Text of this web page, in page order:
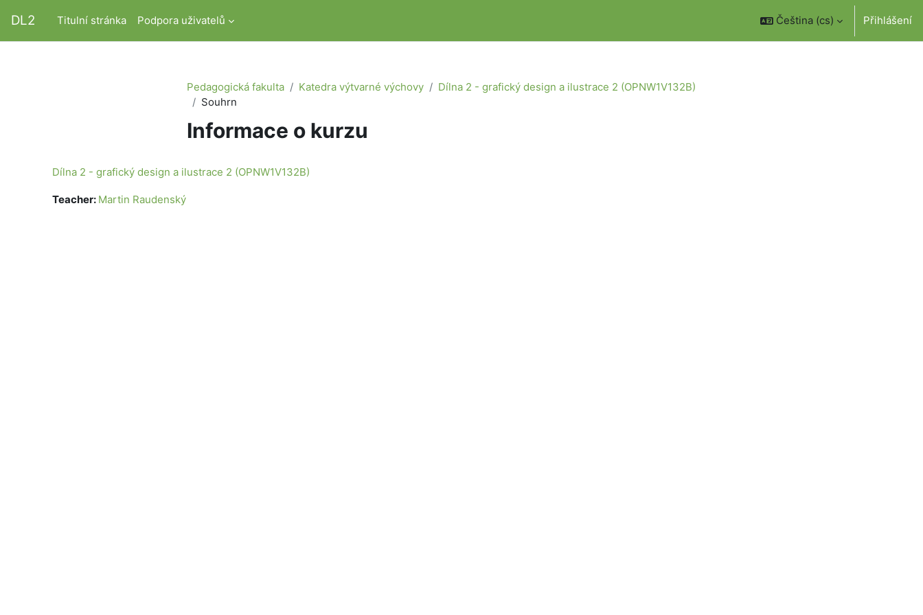
DL2 Titulní stránka Podpora uživatelů Čeština ‎(cs)‎ Přihlášení
Pedagogická fakulta Katedra výtvarné výchovy
Dílna 2 - grafický design a ilustrace 2 (OPNW1V132B)
Souhrn
Informace o kurzu
Dílna 2 - grafický design a ilustrace 2 (OPNW1V132B)
Teacher: Martin Raudenský